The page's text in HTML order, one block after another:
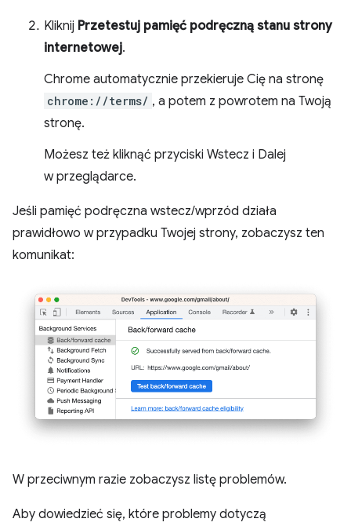
Kliknij Przetestuj pamięć podręczną stanu strony
internetowej.
Chrome automatycznie przekieruje Cię na stronę
chrome://terms/ , a potem z powrotem na Twoją
stronę.
Możesz też kliknąć przyciski Wstecz i Dalej
w przeglądarce.
Jeśli pamięć podręczna wstecz/wprzód działa
prawidłowo w przypadku Twojej strony, zobaczysz ten
komunikat:
W przeciwnym razie zobaczysz listę problemów.
Aby dowiedzieć się, które problemy dotyczą